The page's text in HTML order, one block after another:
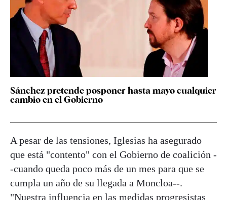
Sánchez pretende posponer hasta mayo cualquier
cambio en el Gobierno
A pesar de las tensiones, Iglesias ha asegurado
que está "contento" con el Gobierno de coalición -
-cuando queda poco más de un mes para que se
cumpla un año de su llegada a Moncloa--.
"Nuestra influencia en las medidas progresistas